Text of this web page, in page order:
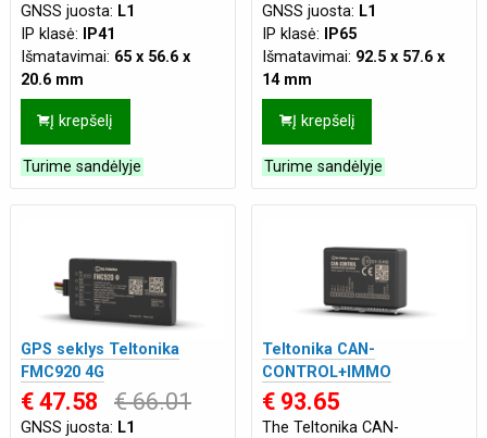
GNSS juosta: L1
IP klasė:
IP41
Išmatavimai: 65 x 56.6 x
20.6 mm
Maitinimas:Vidinis 170 mAh
Back-up,Išorinis 10-30
VDC
Paskirtis:Automobiliams
Tinklas:4G
Į krepšelį
Turime sandėlyje
GNSS juosta: L1
IP klasė:
IP65
Išmatavimai: 92.5 x 57.6 x
14 mm
Maitinimas:Vidinis 170 mAh
Back-up,Išorinis 10-30
VDC
Paskirtis:Motociklams
Automobiliams
Į krepšelį
Turime sandėlyje
GPS seklys Teltonika
FMC920 4G
€ 47.58 € 66.01
GNSS juosta: L1
Teltonika CAN-
CONTROL+IMMO
€ 93.65
The Teltonika CAN-